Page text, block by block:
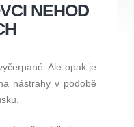
NEHOD
Ale opak je
nástrahy v podobě